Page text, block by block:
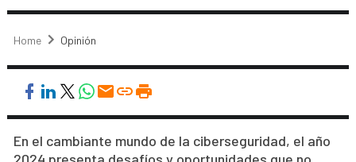
Home Opinión
En el cambiante mundo de la ciberseguridad, el año